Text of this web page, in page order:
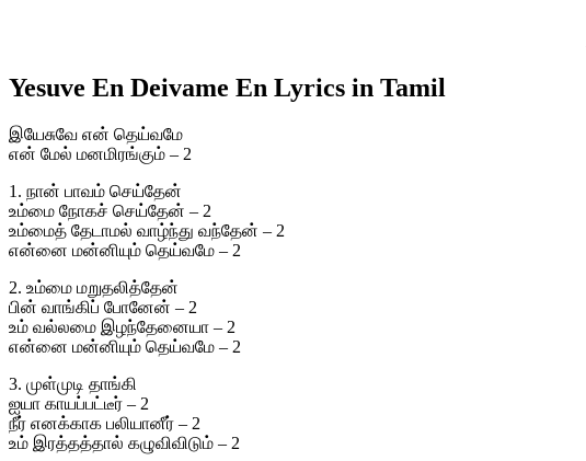
Yesuve En Deivame En Lyrics in Tamil
இயேசுவே என் தெய்வமே
என் மேல் மனமிரங்கும் – 2
1. நான் பாவம் செய்தேன்
உம்மை நோகச் செய்தேன் – 2
உம்மைத் தேடாமல் வாழ்ந்து வந்தேன் – 2
என்னை மன்னியும் தெய்வமே – 2
2. உம்மை மறுதலித்தேன்
பின் வாங்கிப் போனேன் – 2
உம் வல்லமை இழந்தேனையா – 2
என்னை மன்னியும் தெய்வமே – 2
3. முள்முடி தாங்கி
ஐயா காயப்பட்டீர் – 2
நீர் எனக்காக பலியானீர் – 2
உம் இரத்தத்தால் கழுவிவிடும் – 2